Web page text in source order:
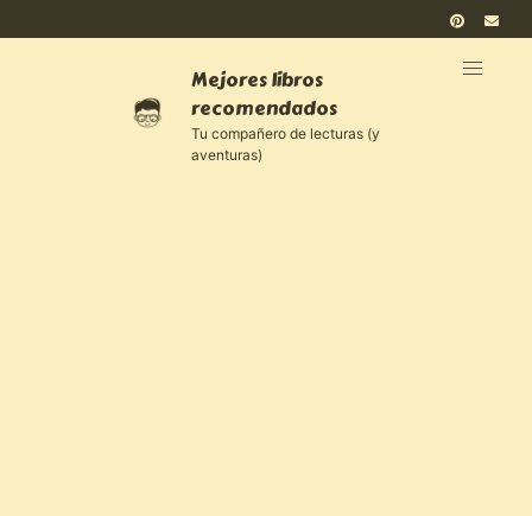
Mejores libros
recomendados
Tu compañero de lecturas (y
aventuras)